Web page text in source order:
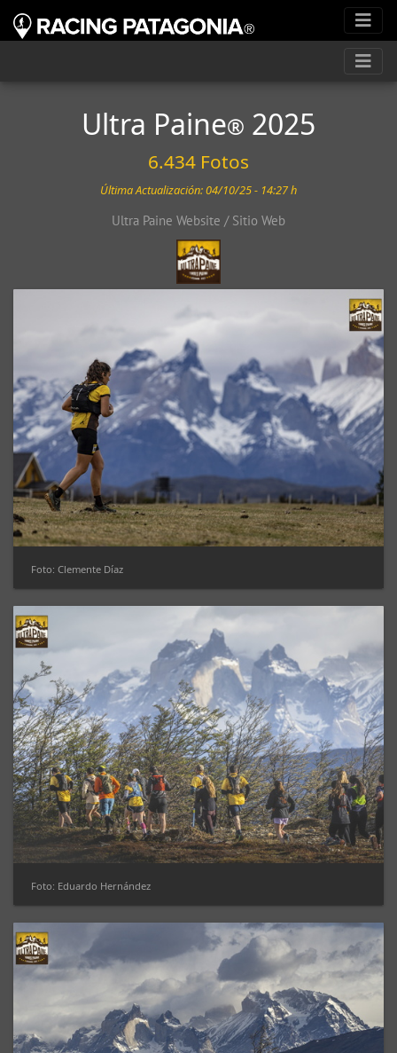
Ultra Paine® 2025
6.434 Fotos
Última Actualización: 04/10/25 - 14:27 h
Ultra Paine Website / Sitio Web
Foto: Clemente Díaz
Foto: Eduardo Hernández